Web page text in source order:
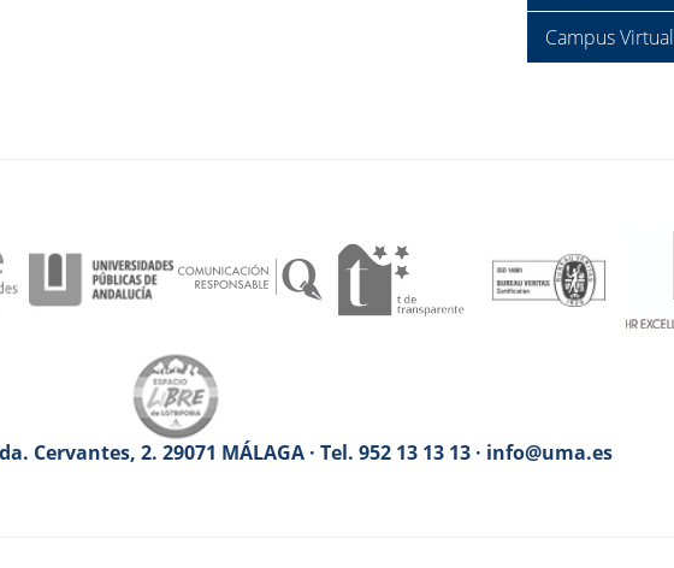
Campus Virtual
Cervantes, 2. 29071 MÁLAGA · Tel. 952 13 13 13 · info@uma.es